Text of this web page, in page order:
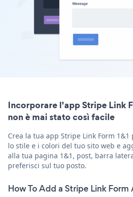
Incorporare l'app Stripe Link
non è mai stato così facile
Crea la tua app Stripe Link Form
lo stile e i colori del tuo sito web e
alla tua pagina 1&1, post, barra
preferisci sul tuo posto.
How To Add a Stripe Link Form